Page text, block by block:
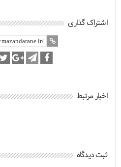
اشتراک گذاری
اخبار مرتبط
ثبت دیدگاه